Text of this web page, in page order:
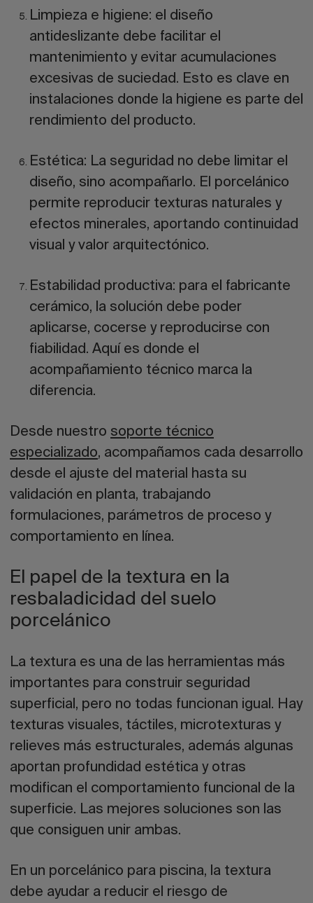
Limpieza e higiene: el diseño
antideslizante debe facilitar el
mantenimiento y evitar acumulaciones
excesivas de suciedad. Esto es clave en
instalaciones donde la higiene es parte del
rendimiento del producto.
Estética: La seguridad no debe limitar el
diseño, sino acompañarlo. El porcelánico
permite reproducir texturas naturales y
efectos minerales, aportando continuidad
visual y valor arquitectónico.
Estabilidad productiva: para el fabricante
cerámico, la solución debe poder
aplicarse, cocerse y reproducirse con
fiabilidad. Aquí es donde el
acompañamiento técnico marca la
diferencia.
Desde nuestro soporte técnico
especializado, acompañamos cada desarrollo
desde el ajuste del material hasta su
validación en planta, trabajando
formulaciones, parámetros de proceso y
comportamiento en línea.
El papel de la textura en la
resbaladicidad del suelo
porcelánico
La textura es una de las herramientas más
importantes para construir seguridad
superficial, pero no todas funcionan igual. Hay
texturas visuales, táctiles, microtexturas y
relieves más estructurales, además algunas
aportan profundidad estética y otras
modifican el comportamiento funcional de la
superficie. Las mejores soluciones son las
que consiguen unir ambas.
En un porcelánico para piscina, la textura
debe ayudar a reducir el riesgo de